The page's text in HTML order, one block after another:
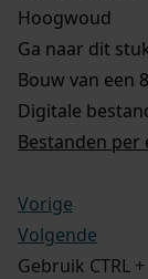
Hoogwoud
Ga naar dit
Bouw van een
Digitale
Bestanden per
Vorige
Volgende
Gebruik CTRL